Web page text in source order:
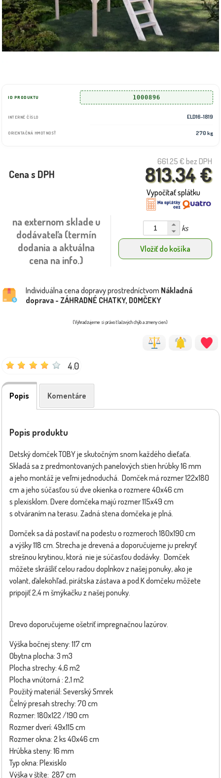
ID PRODUKTU 1000896
INTERNÉ ČÍSLO ELD16-1819
ORIENTAČNÁ HMOTNOSŤ 270 kg
661.25 € bez DPH
813.34 €
Cena s DPH
Vypočítať splátku
na externom sklade u
dodávateľa (termín
dodania a aktuálna
cena na info.)
ks
Vložiť do košíka
Individuálna cena dopravy prostredníctvom Nákladná
doprava - ZÁHRADNÉ CHATKY, DOMČEKY
(Vyhradzujeme si právo tlačových chýb a zmeny cien)
4.0
Popis Komentáre
Popis produktu
Detský domček TOBY je skutočným snom každého dieťaťa.
Skladá sa z predmontovaných panelových stien hrúbky 16 mm
a jeho montáž je veľmi jednoduchá. Domček má rozmer 122x180
cm a jeho súčasťou sú dve okienka o rozmere 40x46 cm
s plexisklom. Dvere domčeka majú rozmer 115x49 cm
s otváraním na terasu. Zadná stena domčeka je plná.
Domček sa dá postaviť na podestu o rozmeroch 180x190 cm
a výšky 118 cm. Strecha je drevená a doporučujeme ju prekryť
strešnou krytinou, ktorá nie je súčasťou dodávky. Domček
môžete skrášliť celou radou doplnkov z našej ponuky, ako je
volant, ďalekohľad, pirátska zástava a pod.K domčeku môžete
pripojiť 2,4 m šmýkačku z našej ponuky.
Drevo doporučujeme ošetriť impregnačnou lazúrov.
Výška bočnej steny: 117 cm
Obytna plocha: 3 m3
Plocha strechy: 4,6 m2
Plocha vnútorná : 2,1 m2
Použitý materiál: Severský Smrek
Čelný presah strechy: 70 cm
Rozmer: 180x122 /190 cm
Rozmer dverí: 49x115 cm
Rozmer okna: 2 ks 40x46 cm
Hrúbka steny: 16 mm
Typ okna: Plexisklo
Výška v štíte: 287 cm